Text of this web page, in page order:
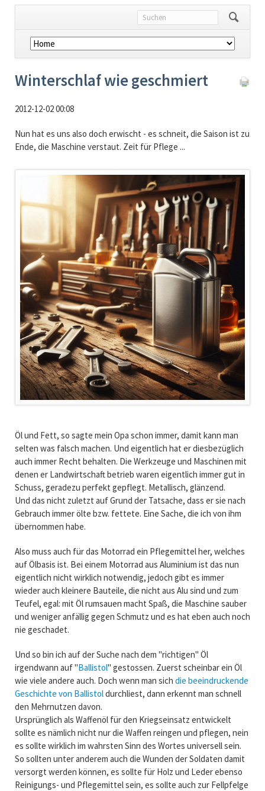
Navigation
überspringen
Winterschlaf wie geschmiert
2012-12-02 00:08
Nun hat es uns also doch erwischt - es schneit, die Saison ist zu
Ende, die Maschine verstaut. Zeit für Pflege ...
Öl und Fett, so sagte mein Opa schon immer, damit kann man
selten was falsch machen. Und eigentlich hat er diesbezüglich
auch immer Recht behalten. Die Werkzeuge und Maschinen mit
denen er Landwirtschaft betrieb waren eigentlich immer gut in
Schuss, geradezu perfekt gepflegt. Metallisch, glänzend.
Und das nicht zuletzt auf Grund der Tatsache, dass er sie nach
Gebrauch immer ölte bzw. fettete. Eine Sache, die ich von ihm
übernommen habe.
Also muss auch für das Motorrad ein Pflegemittel her, welches
auf Ölbasis ist. Bei einem Motorrad aus Aluminium ist das nun
eigentlich nicht wirklich notwendig, jedoch gibt es immer
wieder auch kleinere Bauteile, die nicht aus Alu sind und zum
Teufel, egal: mit Öl rumsauen macht Spaß, die Maschine sauber
und weniger anfällig gegen Schmutz und es hat eben auch noch
nie geschadet.
Und so bin ich auf der Suche nach dem "richtigen" Öl
irgendwann auf "Ballistol" gestossen. Zuerst scheinbar ein Öl
wie viele andere auch. Doch wenn man sich die beeindruckende
Geschichte von Ballistoldurchliest, dann erkennt man schnell
den Mehrnutzen davon.
Ursprünglich als Waffenöl für den Kriegseinsatz entwickelt
sollte es nämlich nicht nur die Waffen reingen und pflegen, nein
es sollte wirklich im wahrsten Sinn des Wortes universell sein.
So sollten unter anderem auch die Wunden der Soldaten damit
versorgt werden können, es sollte für Holz und Leder ebenso
Reinigungs- und Pflegemittel sein, es sollte auch zur Fellpfelge